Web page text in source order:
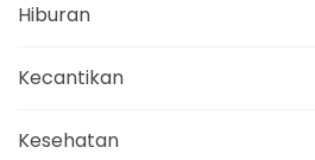
Hiburan
Kecantikan
Kesehatan